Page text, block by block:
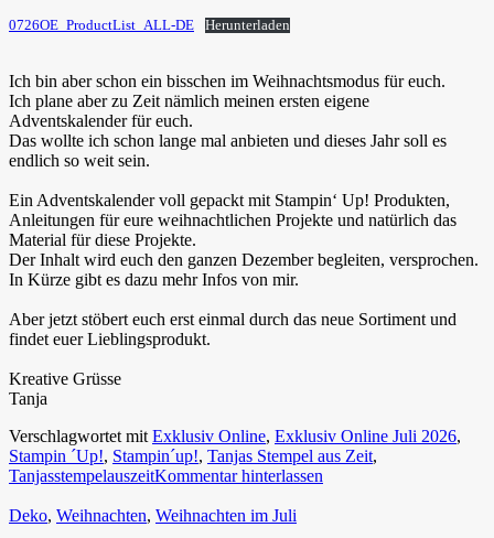
0726OE_ProductList_ALL-DE Herunterladen
Ich bin aber schon ein bisschen im Weihnachtsmodus für euch.
Ich plane aber zu Zeit nämlich meinen ersten eigene
Adventskalender für euch.
Das wollte ich schon lange mal anbieten und dieses Jahr soll es
endlich so weit sein.
Ein Adventskalender voll gepackt mit Stampin‘ Up! Produkten,
Anleitungen für eure weihnachtlichen Projekte und natürlich das
Material für diese Projekte.
Der Inhalt wird euch den ganzen Dezember begleiten, versprochen.
In Kürze gibt es dazu mehr Infos von mir.
Aber jetzt stöbert euch erst einmal durch das neue Sortiment und
findet euer Lieblingsprodukt.
Kreative Grüsse
Tanja
Verschlagwortet mit Exklusiv Online, Exklusiv Online Juli 2026,
Stampin ´Up!, Stampin´up!, Tanjas Stempel aus Zeit,
TanjasstempelauszeitKommentar hinterlassen
Deko, Weihnachten, Weihnachten im Juli